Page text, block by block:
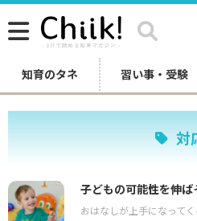
知育のタネ 習い事・受験
対
子どもの可能性を伸
おはなしが上手になって